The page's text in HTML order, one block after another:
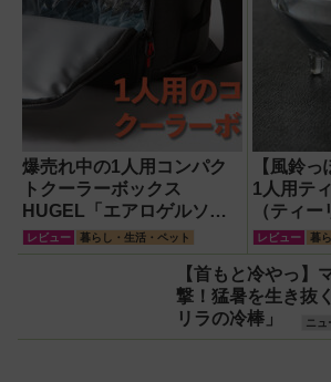
爆売れ中の1人用コンパク
トクーラーボックス
HUGEL「エアロゲルソフ
トクーラー4L」【アイリス
オーヤマ】！宇宙服の技術
で保冷力も異次元だった
レビュー 暮らし・生活・ペット
【風鈴
1人用テ
（ティ
みた！川
を得たか
アルな使
レビュー 暮
【首もと冷やっ
撃！猛暑を生き抜
リラの冷棒」
ニュ